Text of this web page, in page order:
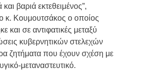
βαριά εκτεθειμένος”,
κ. Κουμουτσάκος ο οποίος
και σε αντιφατικές μεταξύ
κυβερνητικών στελεχών
ζητήματα που έχουν σχέση με
μεταναστευτικό.